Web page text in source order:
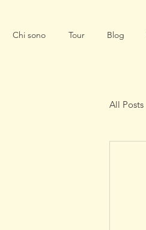
Chi sono Tour Blog
All Posts